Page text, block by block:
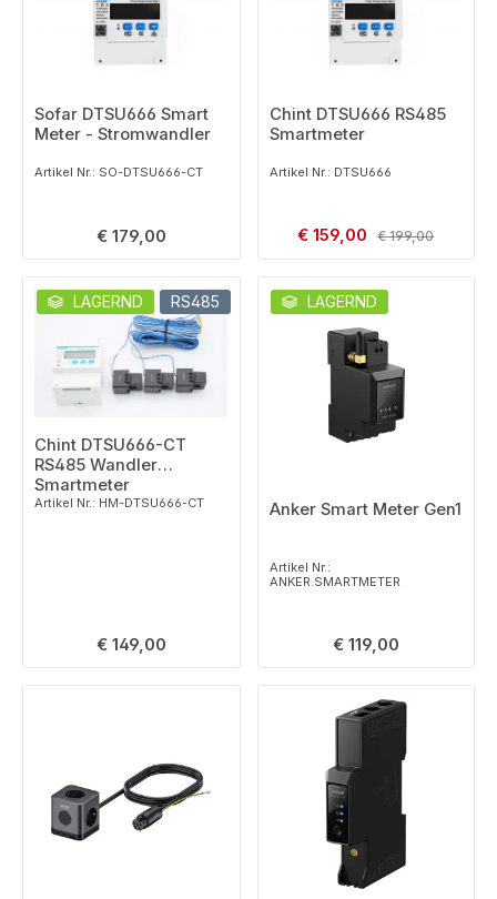
Sofar DTSU666 Smart
Meter - Stromwandler
Artikel Nr.: SO-DTSU666-CT
Regulärer Preis:
€ 179,00
Chint DTSU666 RS485
Smartmeter
Artikel Nr.: DTSU666
Verkaufspreis:
€ 159,00 Regulärer Preis:
€ 199,00
LAGERND RS485
Chint DTSU666-CT
RS485 Wandler
Smartmeter
Artikel Nr.: HM-DTSU666-CT
Regulärer Preis:
€ 149,00
LAGERND
Anker Smart Meter Gen1
Artikel Nr.:
ANKER.SMARTMETER
Regulärer Preis:
€ 119,00